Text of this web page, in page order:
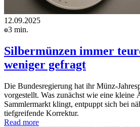
12.09.2025
3 min.
Silbermünzen immer
weniger gefragt
Die Bundesregierung hat ihr Münz-
vorgestellt. Was zunächst wie eine kleine
Sammlermarkt klingt, entpuppt sich bei
tiefgreifende Korrektur.
Read more